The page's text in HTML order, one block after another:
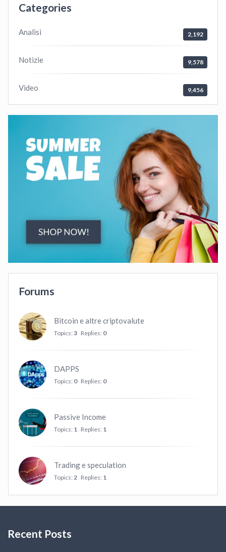
Categories
Analisi 2,192
Notizie 9,578
Video 9,456
Forums
Bitcoin e altre criptovalute
Topics: 3 Replies: 0
DAPPS
Topics: 0 Replies: 0
Passive Income
Topics: 1 Replies: 1
Trading e speculation
Topics: 2 Replies: 1
Recent Posts